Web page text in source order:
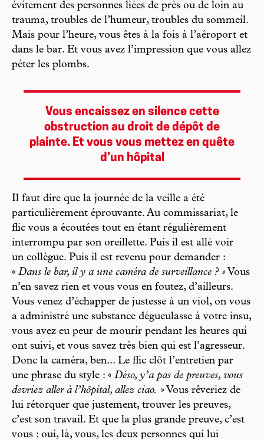
évitement des personnes liées de près ou de loin au
trauma, troubles de l’humeur, troubles du sommeil.
Mais pour l’heure, vous êtes à la fois à l’aéroport et
dans le bar. Et vous avez l’impression que vous allez
péter les plombs.
Vous encaissez en silence cette
obstruction au droit de dépôt de
plainte. Et vous vous mettez en quête
d’un hôpital
Il faut dire que la journée de la veille a été
particulièrement éprouvante. Au commissariat, le
flic vous a écoutées tout en étant régulièrement
interrompu par son oreillette. Puis il est allé voir
un collègue. Puis il est revenu pour demander :
« Dans le bar, il y a une caméra de surveillance ? » Vous
n’en savez rien et vous vous en foutez, d’ailleurs.
Vous venez d’échapper de justesse à un viol, on vous
a administré une substance dégueulasse à votre insu,
vous avez eu peur de mourir pendant les heures qui
ont suivi, et vous savez très bien qui est l’agresseur.
Donc la caméra, ben... Le flic clôt l’entretien par
une phrase du style : « Déso, y’a pas de preuves, vous
devriez aller à l’hôpital, allez ciao. » Vous rêveriez de
lui rétorquer que justement, trouver les preuves,
c’est son travail. Et que la plus grande preuve, c’est
vous : oui, là, vous, les deux personnes qui lui